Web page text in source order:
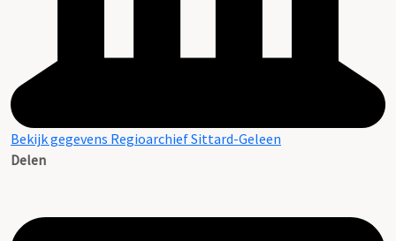
Bekijk gegevens Regioarchief Sittard-Geleen
Delen